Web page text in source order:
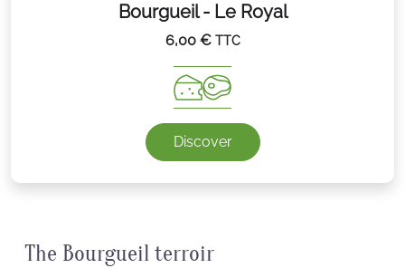
Bourgueil - Le Royal
6,00 € TTC
Discover
The Bourgueil terroir